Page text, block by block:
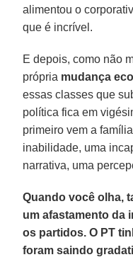
alimentou o
que é incrível.
E depois, como não
própria mudança
essas classes que
política fica em
primeiro vem a
inabilidade, uma
narrativa, uma
Quando você olha,
um afastamento da
os partidos. O PT
foram saindo